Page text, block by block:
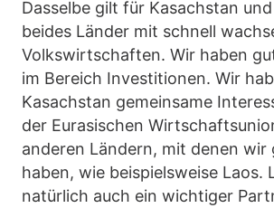
Dasselbe gilt für Kasachstan
beides Länder mit schnell
Volkswirtschaften. Wir haben
im Bereich Investitionen. Wir
Kasachstan gemeinsame
der Eurasischen
anderen Ländern, mit denen wir
haben, wie beispielsweise Laos.
natürlich auch ein wichtiger